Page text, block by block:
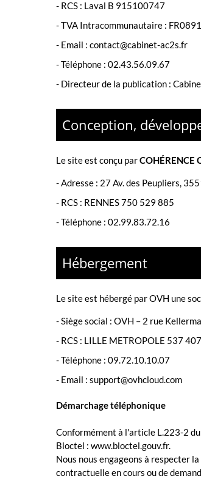
- RCS : Laval B 915100747
- TVA Intracommunautaire :
- Email : contact@cabinet-ac2s.fr
- Téléphone : 02.43.56.09.67
- Directeur de la publication :
Conception,
Le site est conçu parCOHÉRENCE
-Adresse : 27 Av. des Peupliers,
- RCS : RENNES 750 529 885
- Téléphone : 02.99.83.72.16
Hébergement
Le site est hébergé parOVH une
-Siège social : OVH – 2 rue
- RCS : LILLE METROPOLE 537
- Téléphone : 09.72.10.10.07
- Email : support@ovhcloud.com
Démarchage téléphonique
Conformément à l'article L.223-2
Bloctel : www.bloctel.gouv.fr.
Nous nous engageons à respecter
contractuelle en cours ou de